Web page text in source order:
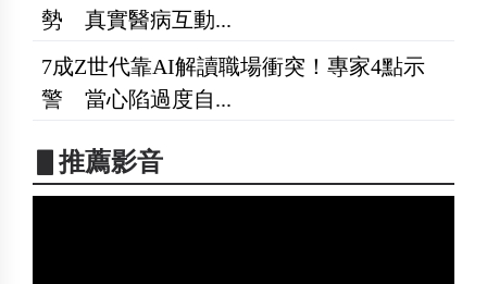
勢 真實醫病互動...
7成Z世代靠AI解讀職場衝突！專家4點示
警 當心陷過度自...
▋推薦影音